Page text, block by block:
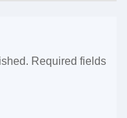
Required fields